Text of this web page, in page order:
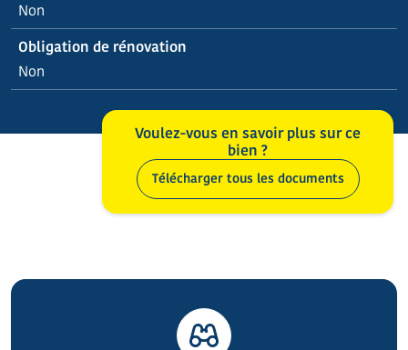
Non
Obligation de rénovation
Non
Voulez-vous en savoir plus sur ce
bien ?
Télécharger tous les documents